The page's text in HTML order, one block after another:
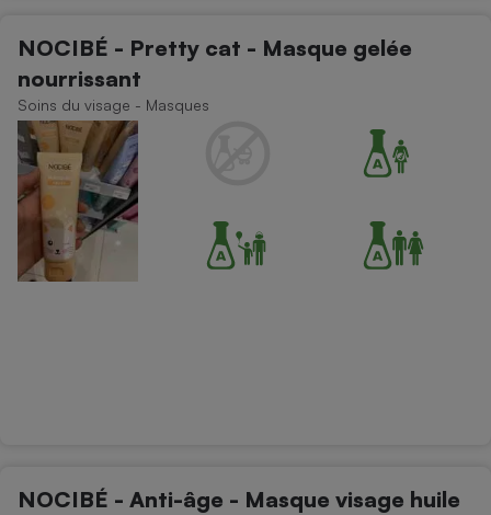
NOCIBÉ - Pretty cat - Masque gelée
nourrissant
Soins du visage - Masques
NOCIBÉ - Anti-âge - Masque visage huile